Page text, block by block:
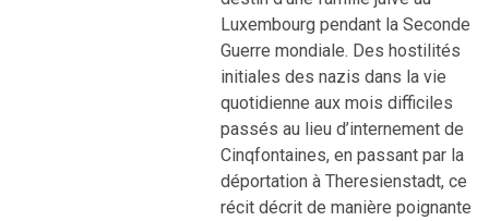
Luxembourg pendant la Seconde
Guerre mondiale. Des hostilités
initiales des nazis dans la vie
quotidienne aux mois difficiles
passés au lieu d’internement de
Cinqfontaines, en passant par la
déportation à Theresienstadt, ce
récit décrit de manière poignante